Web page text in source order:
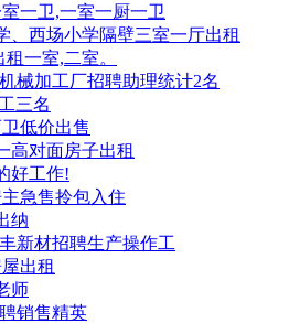
一卫,一室一厨一卫
、西场小学隔壁三室一厅出租
一室,二室。
械加工厂招聘助理统计2名
三名
低价出售
高对面房子出租
好工作!
急售拎包入住
纳
新材招聘生产操作工
出租
师
销售精英